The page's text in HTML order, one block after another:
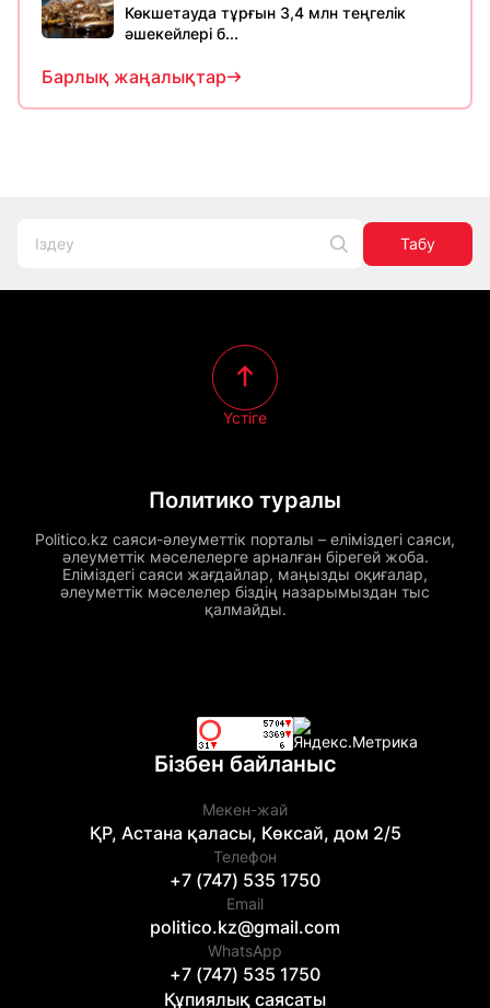
Көкшетауда тұрғын 3,4 млн теңгелік
әшекейлері б...
Барлық жаңалықтар
Табу
Политико туралы
Politico.kz саяси-әлеуметтік порталы – еліміздегі саяси,
әлеуметтік мәселелерге арналған бірегей жоба.
Еліміздегі саяси жағдайлар, маңызды оқиғалар,
әлеуметтік мәселелер біздің назарымыздан тыс
қалмайды.
Үстіге
Бізбен байланыс
Мекен-жай
ҚР, Астана қаласы, Көксай, дом 2/5
Телефон
+7 (747) 535 1750
Email
politico.kz@gmail.com
WhatsApp
+7 (747) 535 1750
Құпиялық саясаты